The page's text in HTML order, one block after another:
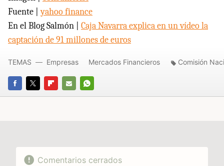
Fuente |yahoo finance
En el Blog Salmón | Caja Navarra explica en un vídeo la
captación de 91 millones de euros
FACEBOOK
TWITTERFLIPBOARD
E-
WHATSAPP
TEMAS Empresas Mercados Financieros Comisión
Comentarios cerrados